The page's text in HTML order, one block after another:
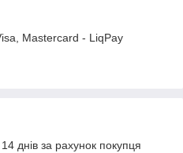
Mastercard - LiqPay
днів за рахунок покупця